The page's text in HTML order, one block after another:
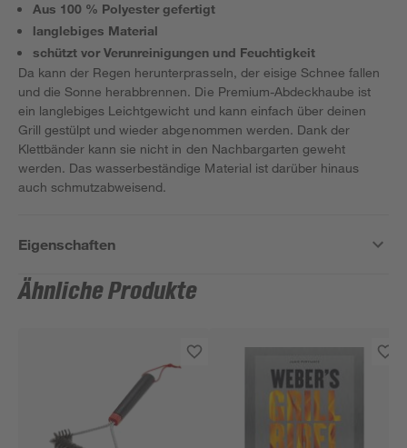
Aus 100 % Polyester gefertigt
langlebiges Material
schützt vor Verunreinigungen und Feuchtigkeit
Da kann der Regen herunterprasseln, der eisige Schnee fallen
und die Sonne herabbrennen. Die Premium-Abdeckhaube ist
ein langlebiges Leichtgewicht und kann einfach über deinen
Grill gestülpt und wieder abgenommen werden. Dank der
Klettbänder kann sie nicht in den Nachbargarten geweht
werden. Das wasserbeständige Material ist darüber hinaus
auch schmutzabweisend.
Eigenschaften
Ähnliche Produkte